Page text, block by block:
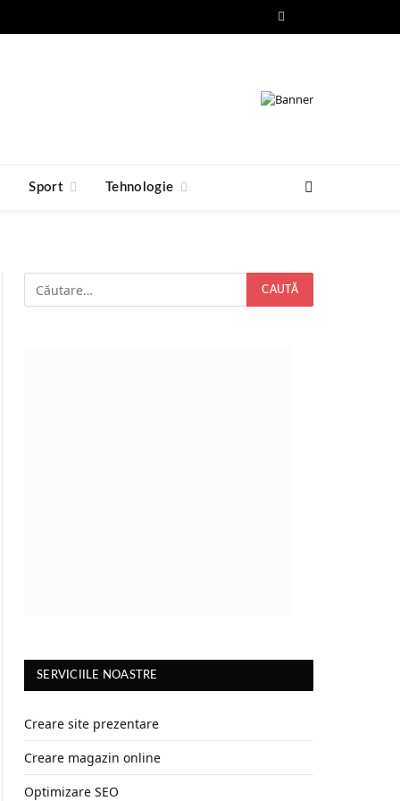
Facebook
Sport Tehnologie
SERVICIILE NOASTRE
Creare site prezentare
Creare magazin online
Optimizare SEO